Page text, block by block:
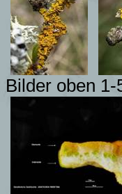
Bilder oben